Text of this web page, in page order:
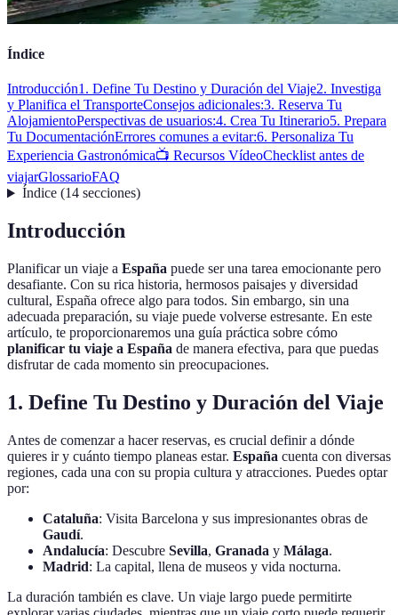
Índice
Introducción1. Define Tu Destino y Duración del Viaje2. Investiga
y Planifica el TransporteConsejos adicionales:3. Reserva Tu
AlojamientoPerspectivas de usuarios:4. Crea Tu Itinerario5. Prepara
Tu DocumentaciónErrores comunes a evitar:6. Personaliza Tu
Experiencia Gastronómica📺 Recursos VídeoChecklist antes de
viajarGlossarioFAQ
Índice(14 secciones)
Introducción
Planificar un viaje a España puede ser una tarea emocionante pero
desafiante. Con su rica historia, hermosos paisajes y diversidad
cultural, España ofrece algo para todos. Sin embargo, sin una
adecuada preparación, su viaje puede volverse estresante. En este
artículo, te proporcionaremos una guía práctica sobre cómo
planificar tu viaje a España de manera efectiva, para que puedas
disfrutar de cada momento sin preocupaciones.
1. Define Tu Destino y Duración del Viaje
Antes de comenzar a hacer reservas, es crucial definir a dónde
quieres ir y cuánto tiempo planeas estar. España cuenta con diversas
regiones, cada una con su propia cultura y atracciones. Puedes optar
por:
Cataluña: Visita Barcelona y sus impresionantes obras de
Gaudí.
Andalucía: Descubre Sevilla, Granada y Málaga.
Madrid: La capital, llena de museos y vida nocturna.
La duración también es clave. Un viaje largo puede permitirte